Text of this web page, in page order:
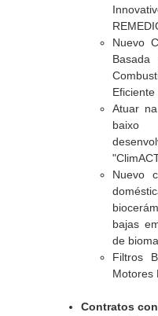
Nuevo
Atuar
Nuevo
bajas
de
Filtros
Motores
Contratos